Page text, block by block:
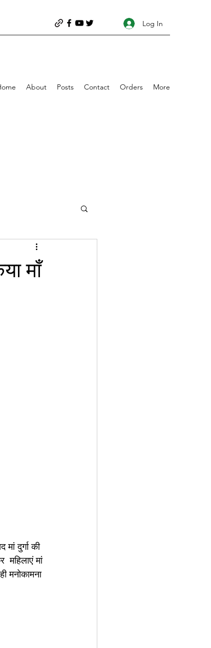
Log In
About Posts Contact Orders More
माँ
दुर्गा की
मां
मनोकामना